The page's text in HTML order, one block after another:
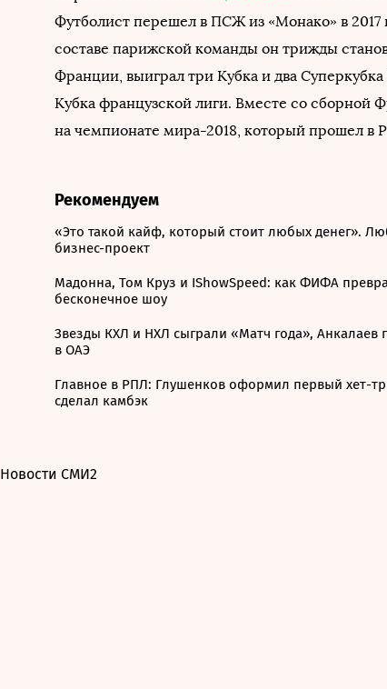
Футболист перешел в ПСЖ из «Монако» в 2017
составе парижской команды он трижды
Франции, выиграл три Кубка и два
Кубка французской лиги. Вместе со сборной
на чемпионате мира-2018, который прошел в
Рекомендуем
«Это такой кайф, который стоит любых денег».
бизнес-проект
Мадонна, Том Круз и IShowSpeed: как ФИФА
бесконечное шоу
Звезды КХЛ и НХЛ сыграли «Матч года», Анкалаев
в ОАЭ
Главное в РПЛ: Глушенков оформил первый хет-
сделал камбэк
Новости СМИ2